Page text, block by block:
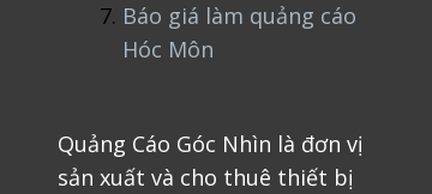
Báo giá làm quảng cáo
Hóc Môn
Quảng Cáo Góc Nhìn là đơn vị
sản xuất và cho thuê thiết bị